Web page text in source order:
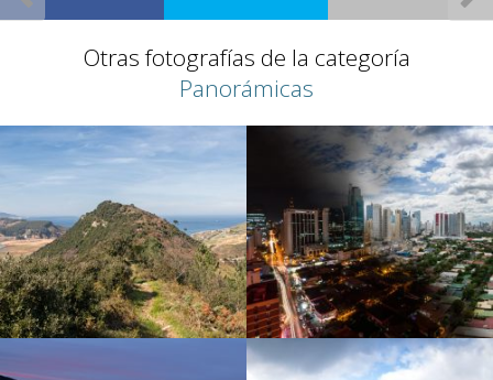
Otras fotografías de la categoría
Panorámicas